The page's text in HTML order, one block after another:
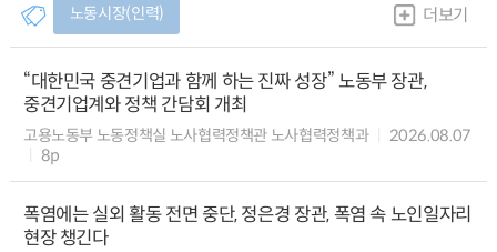
노동시장(인력) 더보기
“대한민국 중견기업과 함께 하는 진짜 성장” 노동부 장관,
중견기업계와 정책 간담회 개최
고용노동부 노동정책실 노사협력정책관 노사협력정책과
2026.08.07
8p
폭염에는 실외 활동 전면 중단, 정은경 장관, 폭염 속 노인일자리
현장 챙긴다